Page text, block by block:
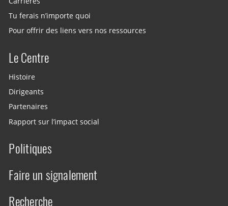
Tu ferais n’importe quoi
Pour offrir des liens vers nos ressources
Le Centre
Histoire
Dirigeants
Partenaires
Rapport sur l’impact social
Politiques
Faire un signalement
Recherche